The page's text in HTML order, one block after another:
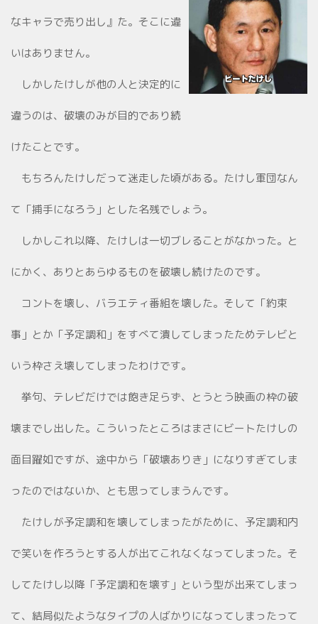
なキャラで売り出し』た。そこに違
いはありません。
しかしたけしが他の人と決定的に
違うのは、破壊のみが目的であり続
けたことです。
もちろんたけしだって迷走した頃がある。たけし軍団なん
て「捕手になろう」とした名残でしょう。
しかしこれ以降、たけしは一切ブレることがなかった。と
にかく、ありとあらゆるものを破壊し続けたのです。
コントを壊し、バラエティ番組を壊した。そして「約束
事」とか「予定調和」をすべて潰してしまったためテレビと
いう枠さえ壊してしまったわけです。
挙句、テレビだけでは飽き足らず、とうとう映画の枠の破
壊までし出した。こういったところはまさにビートたけしの
面目躍如ですが、途中から「破壊ありき」になりすぎてしま
ったのではないか、とも思ってしまうんです。
たけしが予定調和を壊してしまったがために、予定調和内
で笑いを作ろうとする人が出てこれなくなってしまった。そ
してたけし以降「予定調和を壊す」という型が出来てしまっ
て、結局似たようなタイプの人ばかりになってしまったって